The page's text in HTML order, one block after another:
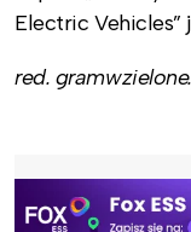
Electric Vehicles”
red.